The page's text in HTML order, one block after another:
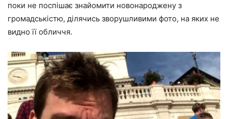
поки не поспішає знайомити новонароджену з
громадськістю, ділячись зворушливими фото, на яких не
видно її обличчя.